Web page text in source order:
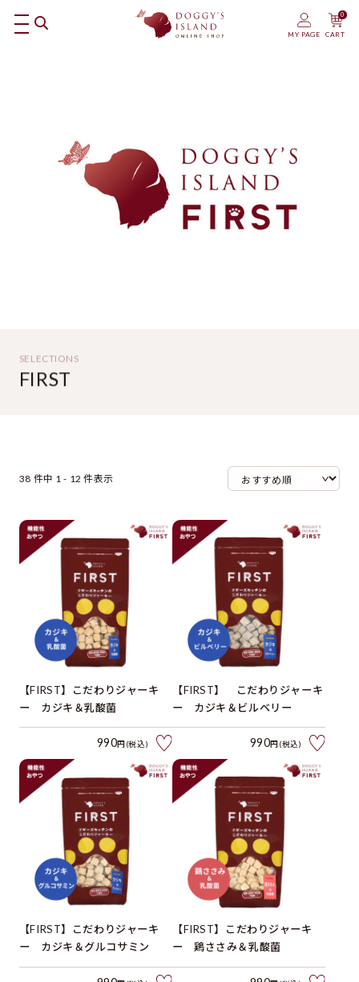
MY PAGE CART
0
FIRST
38 件中 1 - 12 件表示
【FIRST】こだわりジャーキ
ー カジキ＆乳酸菌
990円(税込)
【FIRST】 こだわりジャーキ
ー カジキ＆ビルベリー
990円(税込)
【FIRST】こだわりジャーキ
ー カジキ＆グルコサミン
【FIRST】こだわりジャーキ
ー 鶏ささみ＆乳酸菌